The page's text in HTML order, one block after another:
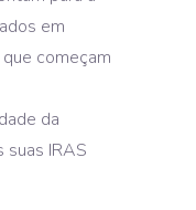
em
começam
da
suas IRAS